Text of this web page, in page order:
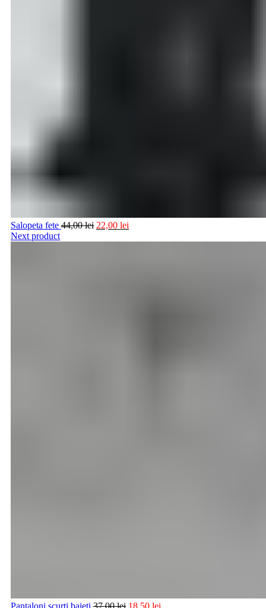
Salopeta fete 44,00lei 22,00 lei
Next product
Pantaloni scurti baieti 37,00lei 18,50 lei